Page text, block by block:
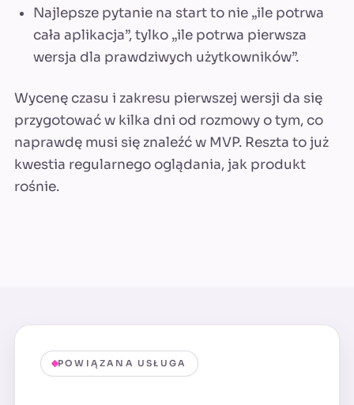
Najlepsze pytanie na start to nie „ile potrwa
cała aplikacja”, tylko „ile potrwa pierwsza
wersja dla prawdziwych użytkowników”.
Wycenę czasu i zakresu pierwszej wersji da się
przygotować w kilka dni od rozmowy o tym, co
naprawdę musi się znaleźć w MVP. Reszta to już
kwestia regularnego oglądania, jak produkt
rośnie.
POWIĄZANA USŁUGA